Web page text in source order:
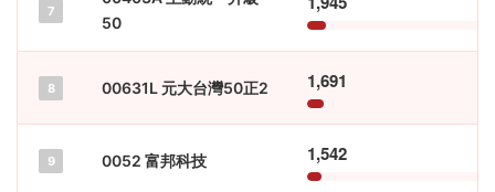
7
50
8 00631L 元大台灣50正2 1,691
9 0052 富邦科技 1,542